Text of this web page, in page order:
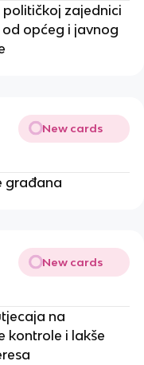
zajednici
općeg i javnog
New cards
građana
New cards
na
kontrole i lakše